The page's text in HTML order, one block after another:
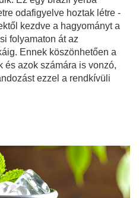
odafigyelve hoztak létre -
kezdve a hagyományt a
folyamaton át az
Ennek köszönhetően a
és azok számára is vonzó,
ezzel a rendkívüli